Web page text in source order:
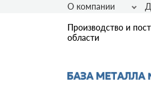
Производство и
области
О компании